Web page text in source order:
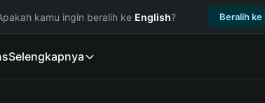
kamu ingin beralih ke English? Beralih ke
Selengkapnya